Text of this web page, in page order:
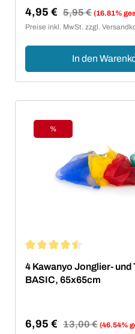
Verkaufspreis:
4,95 € Regulärer Preis:
5,95 € (16.81%
Preise inkl. MwSt. zzgl.
In den
Rabatt
%
4 Kawanyo Jonglier- und
BASIC, 65x65cm
Verkaufspreis:
6,95 € Regulärer Preis:
13,00 € (46.54%